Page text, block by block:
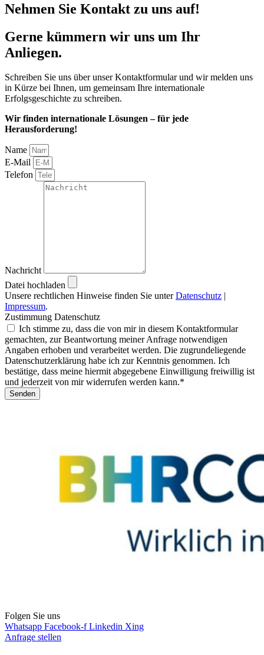
Nehmen Sie Kontakt zu uns auf!
Gerne kümmern wir uns um Ihr
Anliegen.
Schreiben Sie uns über unser Kontaktformular und wir melden uns
in Kürze bei Ihnen, um gemeinsam Ihre internationale
Erfolgsgeschichte zu schreiben.
Wir finden internationale Lösungen – für jede
Herausforderung!
Name
E-Mail
Telefon
Nachricht
Datei hochladen
Unsere rechtlichen Hinweise finden Sie unterDatenschutz |
Impressum.
Zustimmung Datenschutz
Ich stimme zu, dass die von mir in diesem Kontaktformular
gemachten, zur Beantwortung meiner Anfrage notwendigen
Angaben erhoben und verarbeitet werden. Die zugrundeliegende
Datenschutzerklärung habe ich zur Kenntnis genommen. Ich
bestätige, dass meine hiermit abgegebene Einwilligung freiwillig ist
und jederzeit von mir widerrufen werden kann.*
Senden
Folgen Sie uns
Whatsapp Facebook-f Linkedin Xing
Anfrage stellen